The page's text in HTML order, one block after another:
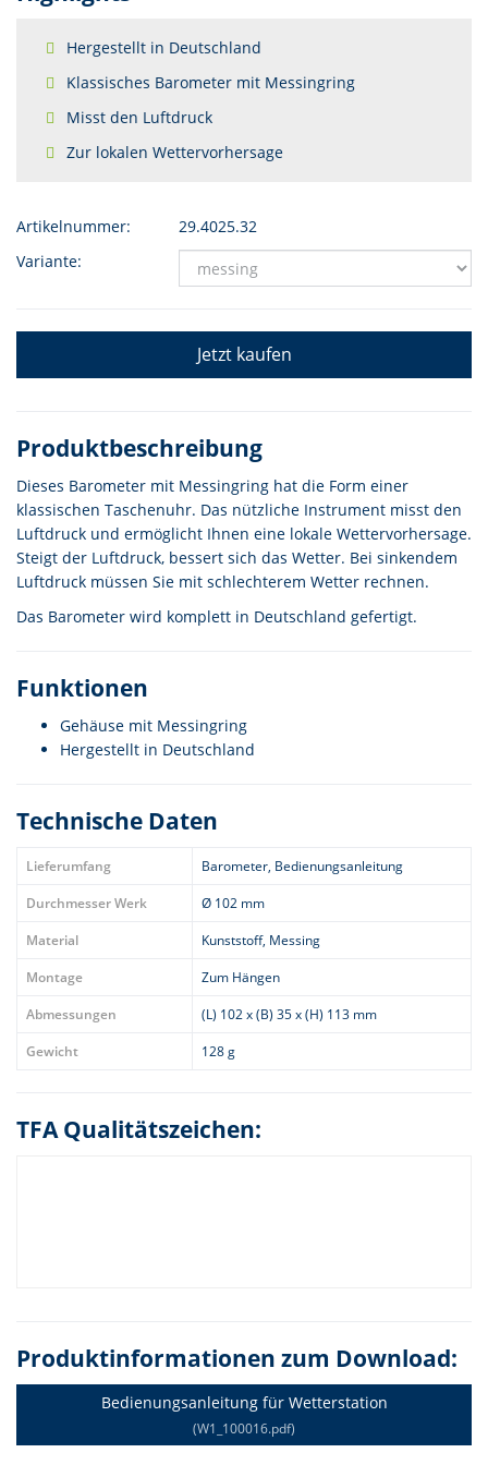
Hergestellt in Deutschland
Klassisches Barometer mit Messingring
Misst den Luftdruck
Zur lokalen Wettervorhersage
Artikelnummer:
29.4025.32
Variante:
Jetzt kaufen
Produktbeschreibung
Dieses Barometer mit Messingring hat die Form einer
klassischen Taschenuhr. Das nützliche Instrument misst den
Luftdruck und ermöglicht Ihnen eine lokale Wettervorhersage.
Steigt der Luftdruck, bessert sich das Wetter. Bei sinkendem
Luftdruck müssen Sie mit schlechterem Wetter rechnen.
Das Barometer wird komplett in Deutschland gefertigt.
Funktionen
Gehäuse mit Messingring
Hergestellt in Deutschland
Technische Daten
Lieferumfang
Barometer, Bedienungsanleitung
Durchmesser Werk
Ø 102 mm
Material
Kunststoff, Messing
Montage
Zum Hängen
Abmessungen
(L) 102 x (B) 35 x (H) 113 mm
Gewicht
128 g
TFA Qualitätszeichen:
Produktinformationen zum Download:
Bedienungsanleitung für Wetterstation
(W1_100016.pdf)